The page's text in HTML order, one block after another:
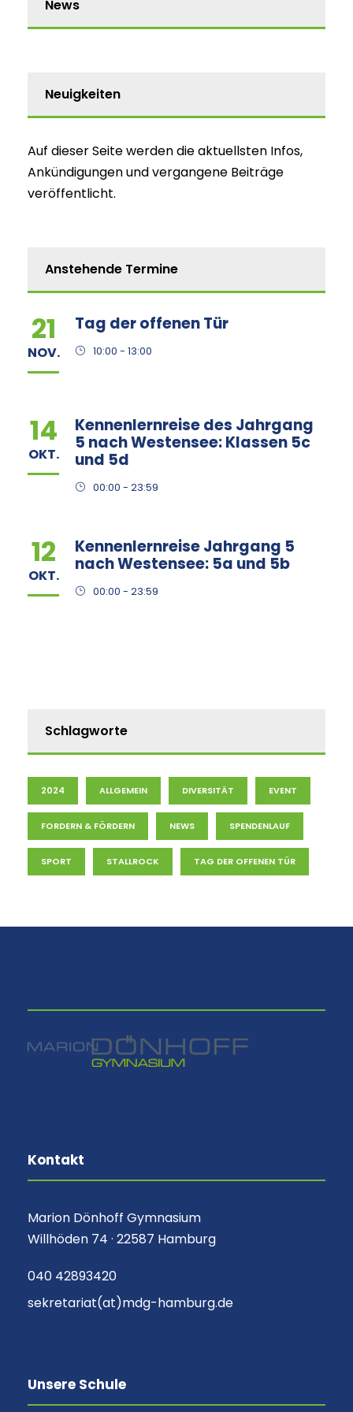
News
Neuigkeiten
Auf dieser Seite werden die aktuellsten Infos,
Ankündigungen und vergangene Beiträge
veröffentlicht.
Anstehende Termine
21
NOV.
Tag der offenen Tür
10:00 - 13:00
14
OKT.
Kennenlernreise des Jahrgang
5 nach Westensee: Klassen 5c
und 5d
00:00 - 23:59
12
OKT.
Kennenlernreise Jahrgang 5
nach Westensee: 5a und 5b
00:00 - 23:59
Schlagworte
2024 ALLGEMEIN DIVERSITÄT EVENT
FORDERN & FÖRDERN NEWS SPENDENLAUF
SPORT STALLROCK TAG DER OFFENEN TÜR
Kontakt
Marion Dönhoff Gymnasium
Willhöden 74 · 22587 Hamburg
040 42893420
sekretariat(at)mdg-hamburg.de
Unsere Schule